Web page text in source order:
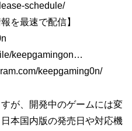
schedule/
を最速で配信】
keepgamingon…
keepgaming0n/
が、開発中のゲームには変
本国内版の発売日や対応機